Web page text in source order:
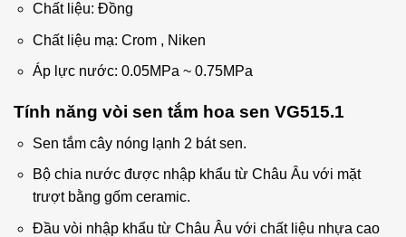
Chất liệu: Đồng
Chất liệu mạ: Crom , Niken
Áp lực nước: 0.05MPa ~ 0.75MPa
Tính năng vòi sen tắm hoa sen VG515.1
Sen tắm cây nóng lạnh 2 bát sen.
Bộ chia nước được nhập khẩu từ Châu Âu với mặt
trượt bằng gốm ceramic.
Đầu vòi nhập khẩu từ Châu Âu với chất liệu nhựa cao